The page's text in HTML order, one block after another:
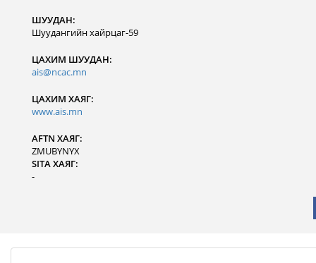
ШУУДАН:
Шуудангийн хайрцаг-59
ЦАХИМ ШУУДАН:
ais@ncac.mn
ЦАХИМ ХАЯГ:
www.ais.mn
AFTN ХАЯГ:
ZMUBYNYX
SITA ХАЯГ:
-